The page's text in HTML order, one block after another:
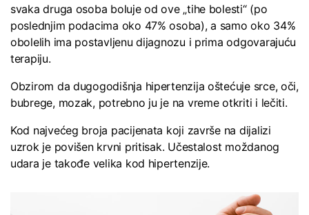
svaka druga osoba boluje od ove „tihe bolesti“ (po
poslednjim podacima oko 47% osoba), a samo oko 34%
obolelih ima postavljenu dijagnozu i prima odgovarajuću
terapiju.
Obzirom da dugogodišnja hipertenzija oštećuje srce, oči,
bubrege, mozak, potrebno ju je na vreme otkriti i lečiti.
Kod najvećeg broja pacijenata koji završe na dijalizi
uzrok je povišen krvni pritisak. Učestalost moždanog
udara je takođe velika kod hipertenzije.